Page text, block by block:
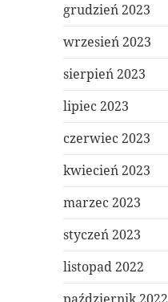
grudzień 2023
wrzesień 2023
sierpień 2023
lipiec 2023
czerwiec 2023
kwiecień 2023
marzec 2023
styczeń 2023
listopad 2022